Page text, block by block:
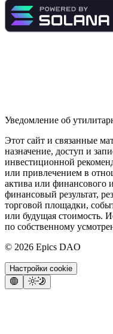
Уведомление об
Этот сайт и связанные
назначение, доступ и
инвестиционной
или привлечением в
актива или финансового
финансовый результат,
торговой площадки,
или будущая стоимость.
по собственному
© 2026 Epics DAO
Настройки cookie